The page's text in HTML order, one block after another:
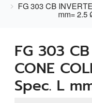
FG 303 CB
mm= 2.5
FG 303
CONE
Spec. L